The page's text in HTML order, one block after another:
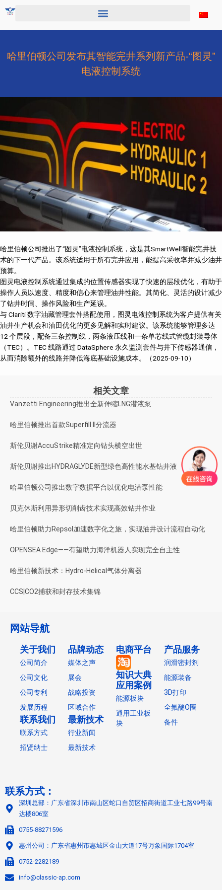
哈里伯顿公司发布其智能完井系列新产品-“图灵”
电液控制系统
哈里伯顿公司推出了“图灵”电液控制系统，这是其SmartWell智能完井技
术的下一代产品。该系统适用于所有完井应用，能提高采收率并减少油井
预算。
图灵电液控制系统通过集成的位置传感器实现了快速的层段优化，有助于
操作人员以速度、精度和信心来管理油井性能。其简化、灵活的设计减少
了钻井时间、操作风险和生产延误。
与 Clariti 数字油藏管理套件搭配使用，图灵电液控制系统为客户提供有关
油井生产机会和油田优化的更多见解和实时建议。该系统能够管理多达
12 个层段，配备三条控制线，两条液压线和一条单芯线式管缆封装导体
（TEC）。TEC 线路通过 DataSphere 永久监测套件与井下传感器通信，
从而消除额外的线路并降低海底基础设施成本。（2025-09-10）
相关文章
Vanzetti Engineering推出全新伸缩LNG潜液泵
哈里伯顿推出首款Superfill II分流器
斯伦贝谢AccuStrike精准定向钻头横空出世
斯伦贝谢推出HYDRAGLYDE新型绿色高性能水基钻井液
哈里伯顿公司推出数字数据平台以优化电潜泵性能
贝克休斯利用异形切削齿技术实现高效钻井作业
哈里伯顿助力Repsol加速数字化之旅，实现油井设计流程自动化
OPENSEA Edge——有望助力海洋机器人实现完全自主性
哈里伯顿新技术：Hydro-Helical气体分离器
CCS|CO2捕获和封存技术集锦
网站导航
关于我们
公司简介
公司文化
公司专利
发展历程
联系我们
联系方式
招贤纳士
品牌动态
媒体之声
展会
战略投资
区域合作
最新技术
行业新闻
最新技术
电商平台
知识大典
应用案例
能源板块
通用工业板
块
产品服务
润滑密封剂
能源装备
3D打印
全氟醚O圈
备件
联系方式：
深圳总部：广东省深圳市南山区蛇口自贸区招商街道工业七路99号南
达楼806室
0755-88271596
惠州公司：广东省惠州市惠城区金山大道17号万象国际1704室
0752-2282189
info@classic-ap.com